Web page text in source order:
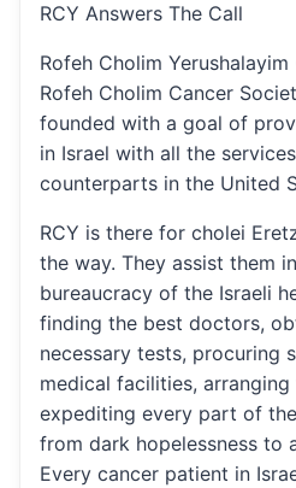
RCY Answers The Call
Rofeh Cholim
Rofeh Cholim Cancer
founded with a goal of
in Israel with all the
counterparts in the United
RCY is there for cholei
the way. They assist them
bureaucracy of the Israeli
finding the best doctors,
necessary tests, procuring
medical facilities,
expediting every part of
from dark hopelessness to
Every cancer patient in